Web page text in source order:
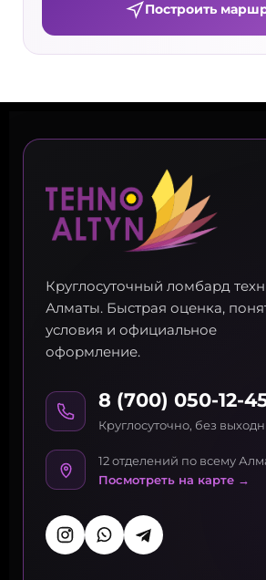
Построить
Круглосуточный ломбард
Алматы. Быстрая оценка,
условия и официальное
оформление.
8 (700) 050-12-
Круглосуточно, без
12 отделений по всему
Посмотреть на карте →